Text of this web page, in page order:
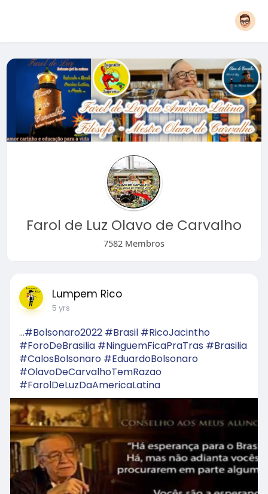
Farol de Luz Olavo de Carvalho
7582 Membros
Lumpem Rico
5 yrs
...#Bolsonaro2022 #Brasil #RicoJacintho
#ForoDeBrasilia #NinguemFicaPraTras #Brasilia
#CalosBolsonaro #EduardoBolsonaro
#OlavoDeCarvalhoTemRazao
#FarolDeLuzDaAmericaLatina